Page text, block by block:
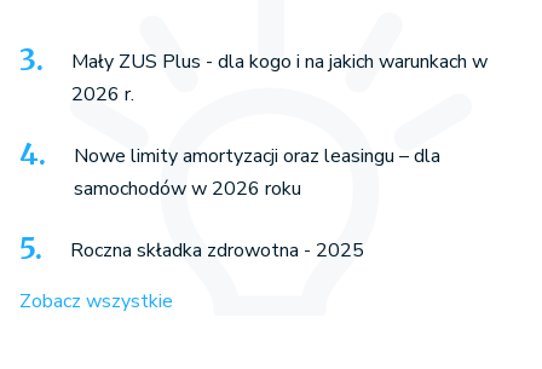
Mały ZUS Plus - dla kogo i na jakich warunkach w
2026 r.
Nowe limity amortyzacji oraz leasingu – dla
samochodów w 2026 roku
Roczna składka zdrowotna - 2025
Zobacz wszystkie